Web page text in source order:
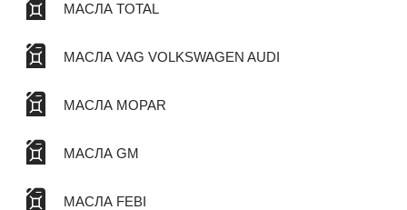
МАСЛА TOTAL
МАСЛА VAG VOLKSWAGEN AUDI
МАСЛА MOPAR
МАСЛА GM
МАСЛА FEBI